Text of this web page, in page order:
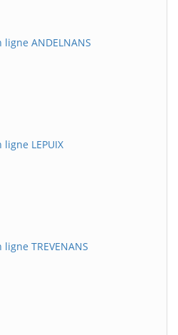
ANDELNANS
LEPUIX
TREVENANS